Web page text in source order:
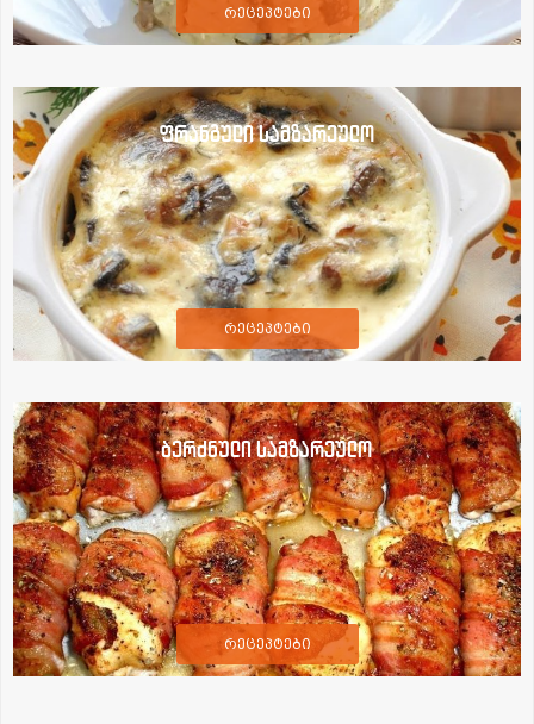
რეცეპტები
ფრანგული სამზარეულო
რეცეპტები
ბერძნული სამზარეულო
რეცეპტები